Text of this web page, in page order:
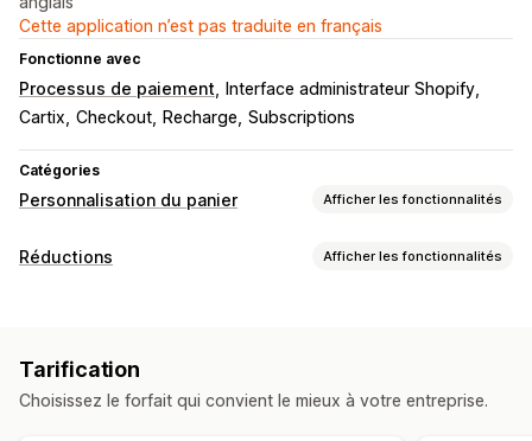
Cette application n’est pas traduite en français
Fonctionne avec
Processus de paiement
Interface administrateur Shopify
Cartix Checkout Recharge Subscriptions
Catégories
Personnalisation du panier Afficher les fonctionnalités
Affichage du panier
Recommandations de produits
Plus d’achats, plus d’économies
Réductions Afficher les fonctionnalités
Réductions de ventes incitatives
Réductions de ventes croisées
Pop-ups
Tarification
Choisissez le forfait qui convient le mieux à votre entreprise.